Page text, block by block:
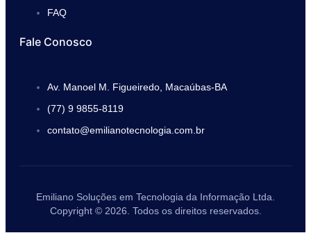
FAQ
Fale Conosco
Av. Manoel M. Figueiredo, Macaúbas-BA
(77) 9 9855-8119
contato@emilianotecnologia.com.br
Emiliano Soluções em Tecnologia da Informação Ltda.
Copyright © 2026. Todos os direitos reservados.